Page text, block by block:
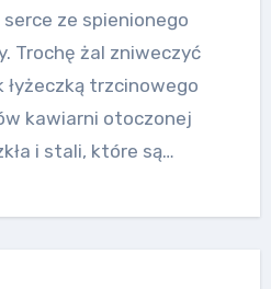
ze spienionego
Trochę żal zniweczyć
trzcinowego
kawiarni otoczonej
i stali, które są…